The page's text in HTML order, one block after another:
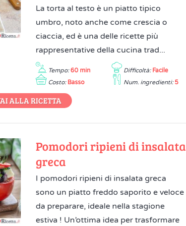
La torta al testo è un piatto tipico
umbro, noto anche come crescia o
ciaccia, ed è una delle ricette più
rappresentative della cucina trad...
Tempo: 60 min Difficoltà: Facile
Costo: Basso Num. ingredienti: 5
ALLA RICETTA
Pomodori ripieni di insalata
greca
I pomodori ripieni di insalata greca
sono un piatto freddo saporito e veloce
da preparare, ideale nella stagione
estiva ! Un’ottima idea per trasformare